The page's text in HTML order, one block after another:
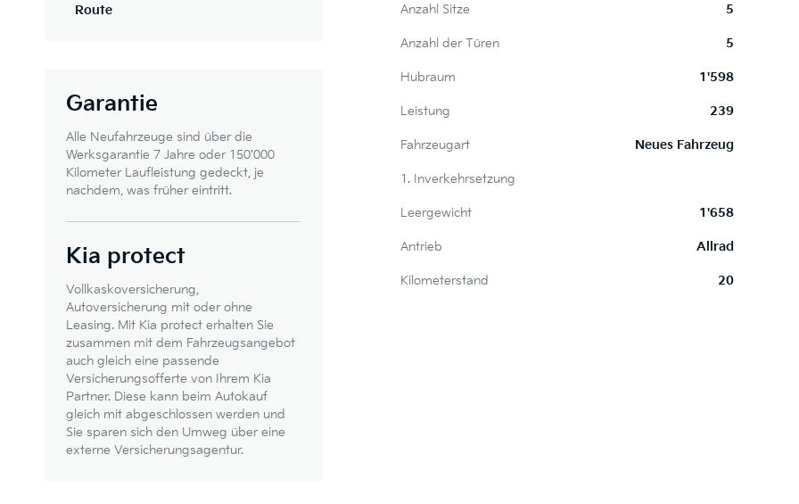
Anzahl Sitze 5
Anzahl der Türen 5
Hubraum 1'598
Leistung 239
Fahrzeugart Neues Fahrzeug
1. Inverkehrsetzung
Leergewicht 1'658
Antrieb Allrad
Kilometerstand 20
Route
Garantie
Alle Neufahrzeuge sind über die
Werksgarantie 7 Jahre oder 150’000
Kilometer Laufleistung gedeckt, je
nachdem, was früher eintritt.
Kia protect
Vollkaskoversicherung,
Autoversicherung mit oder ohne
Leasing. Mit Kia protect erhalten Sie
zusammen mit dem Fahrzeugsangebot
auch gleich eine passende
Versicherungsofferte von Ihrem Kia
Partner. Diese kann beim Autokauf
gleich mit abgeschlossen werden und
Sie sparen sich den Umweg über eine
externe Versicherungsagentur.